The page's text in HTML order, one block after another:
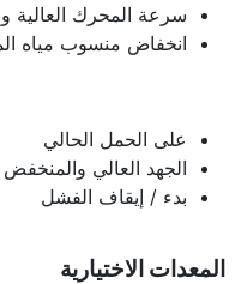
سرعة المحرك العالية
انخفاض منسوب مياه
على الحمل الحالي
الجهد العالي
بدء / إيقاف الفشل
المعدات الاختيارية